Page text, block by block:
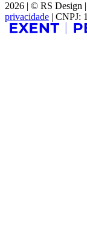
2026 | © RS Design
privacidade | CNPJ: